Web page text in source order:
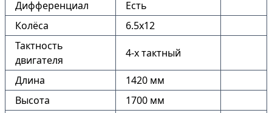
Дифференциал
Есть
Колёса
6.5х12
Тактность
двигателя
4-х тактный
Длина
1420 мм
Высота
1700 мм